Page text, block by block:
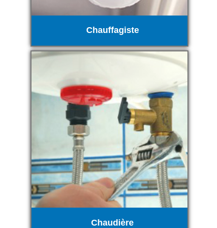
Chauffagiste
Chaudière